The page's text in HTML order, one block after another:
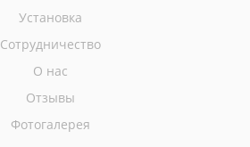
Установка
Сотрудничество
О нас
Отзывы
Фотогалерея